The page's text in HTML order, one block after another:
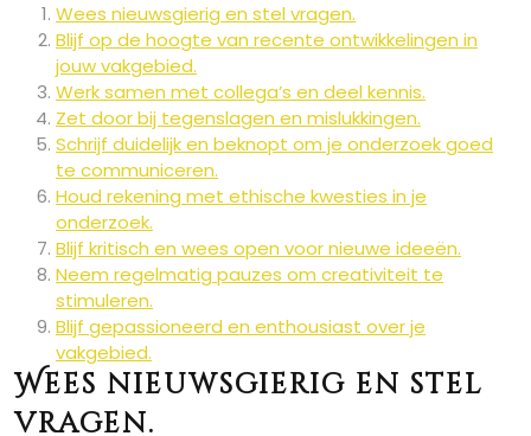
Wees nieuwsgierig en stel vragen.
Blijf op de hoogte van recente ontwikkelingen in
jouw vakgebied.
Werk samen met collega’s en deel kennis.
Zet door bij tegenslagen en mislukkingen.
Schrijf duidelijk en beknopt om je onderzoek goed
te communiceren.
Houd rekening met ethische kwesties in je
onderzoek.
Blijf kritisch en wees open voor nieuwe ideeën.
Neem regelmatig pauzes om creativiteit te
stimuleren.
Blijf gepassioneerd en enthousiast over je
vakgebied.
Wees nieuwsgierig en stel
vragen.